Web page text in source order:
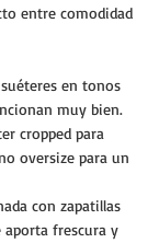
entre comodidad
en tonos
muy bien.
cropped para
oversize para un
con zapatillas
aporta frescura y